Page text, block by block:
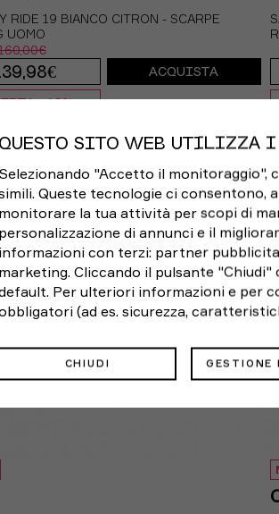
RIDE 19 BIANCO CITRON - SCARPE
UOMO
EUR 41 / US 8 EUR 42 / US 8,5
42,5 / US 9 EUR 43 / US 9.5
44 / US 10 EUR 44,5 / US 10,5
45 / US 11 EUR 46 / US 11,5
EUR 46,5 / US 12
ACQUISTA
QUESTO SITO WEB UTILIZZA
Selezionando "Accetto il monitoraggio",
Queste tecnologie ci consentono,
monitorare la tua attività per scopi di
personalizzazione di annunci e il
informazioni con terzi: partner
marketing. Cliccando il pulsante
Per ulteriori informazioni e per
(ad es. sicurezza,
CHIUDI GESTIONE